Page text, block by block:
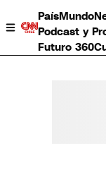
PaísMundo
Podcast y
Futuro 360